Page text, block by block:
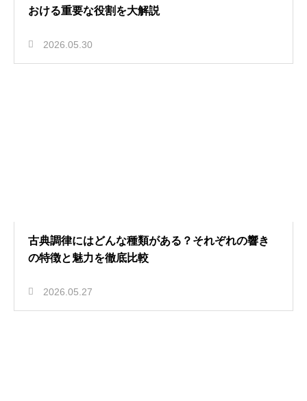
おける重要な役割を大解説
2026.05.30
古典調律にはどんな種類がある？それぞれの響き
の特徴と魅力を徹底比較
2026.05.27